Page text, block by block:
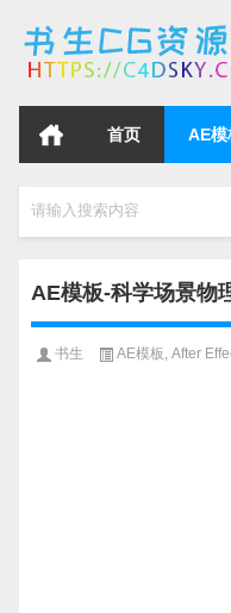
首页 AE模
请输入搜索内容
AE模板-科学场景物
书生 AE模板 , After